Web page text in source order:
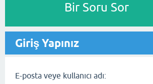
Bir Soru Sor
Giriş Yapınız
E-posta veye kullanıcı adı: